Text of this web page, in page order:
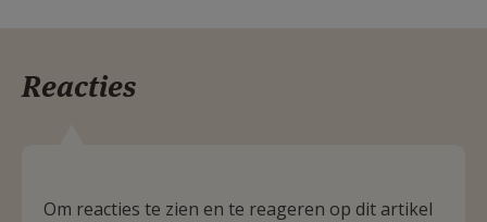
Reacties
Om reacties te zien en te reageren op dit artikel